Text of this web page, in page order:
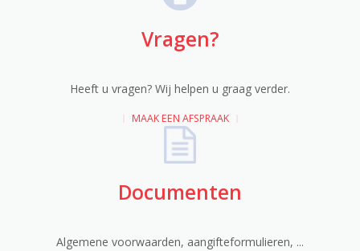
Vragen?
Heeft u vragen? Wij helpen u graag verder.
MAAK EEN AFSPRAAK
Documenten
Algemene voorwaarden, aangifteformulieren, ...